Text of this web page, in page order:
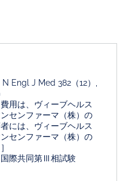
Engl J Med 382（12）,
用は、ヴィーブヘルス
センファーマ（株）の
には、ヴィーブヘルス
センファーマ（株）の
際共同第Ⅲ相試験